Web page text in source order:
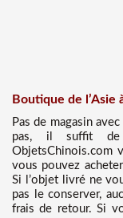
Boutique de l’Asie
Pas de magasin
pas, il suffit de
ObjetsChinois.com
vous pouvez
Si l’objet livré ne
pas le conserver,
frais de retour. Si